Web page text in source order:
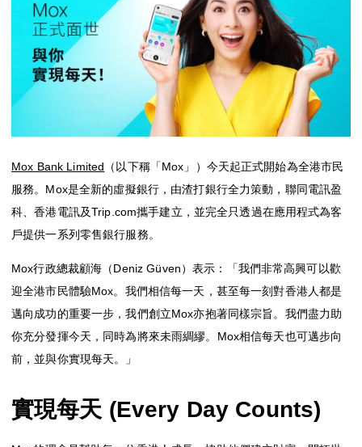
Mox Invest
Mox Insure
精明理財
精明信貸
「即時借」
精明儲蓄
Mox FX
Mox特色一覽
常見問題
Mox Bank Limited （以下稱「Mox」）今天起正式開始為全港市民
服務。Mox是全新的虛擬銀行，由渣打銀行全力策動，聯同電訊盈
科、香港電訊及Trip.com攜手建立，並完全只透過在應用程式為客
戶提供一系列零售銀行服務。
Mox行政總裁顧海（Deniz Güven）表示：「我們非常高興可以歡
迎全港市民體驗Mox。我們相信每一天，甚至每一刻對香港人都是
邁向成功的重要一步，我們創立Mox亦抱著同樣宗旨。我們盡力助
你充分發揮今天，同時為將來未雨綢繆。Mox相信每天也可邁步向
前，並與你實現每天。」
實現每天 (Every Day Counts)